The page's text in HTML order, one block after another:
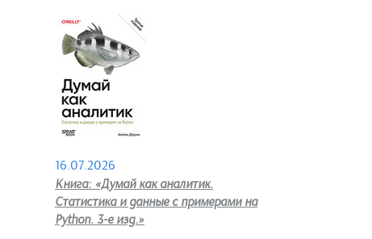
16.07.2026
Книга: «Думай как аналитик.
Статистика и данные с примерами на
Python. 3-е изд.»